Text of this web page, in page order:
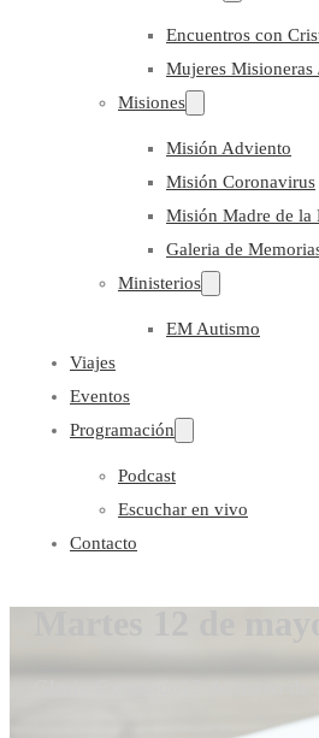
Encuentros con
Mujeres Misioneras
Misiones
Misión Adviento
Misión Coronavirus
Misión Madre de la
Galeria de
Ministerios
EM Autismo
Viajes
Eventos
Programación
Podcast
Escuchar en vivo
Contacto